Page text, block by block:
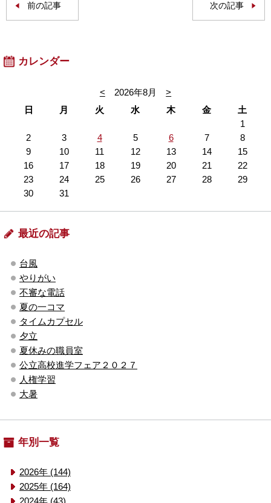
前の記事 次の記事
カレンダー
< 2026年8月
>
日
月 火 水 木 金
土
1
2
3 4 5 6 7
8
9
10 11 12 13 14
15
16
17 18 19 20 21
22
23
24 25 26 27 28
29
30
31
最近の記事
台風
やりがい
不審な電話
夏の一コマ
タイムカプセル
夕立
夏休みの職員室
公立高校進学フェア２０２７
人権学習
大暑
年別一覧
2026年 (144)
2025年 (164)
2024年 (43)